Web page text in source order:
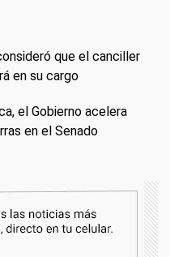
que el canciller
en su cargo
el Gobierno acelera
en el Senado